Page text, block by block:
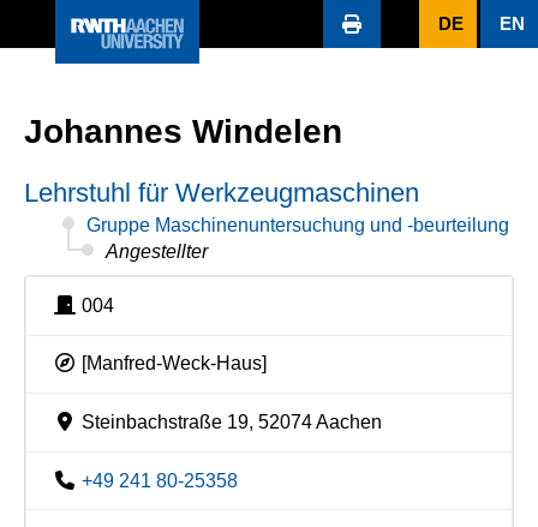
DE EN
Johannes Windelen
Lehrstuhl für Werkzeugmaschinen
Gruppe Maschinenuntersuchung und -beurteilung
Angestellter
004
[Manfred-Weck-Haus]
Steinbachstraße 19, 52074 Aachen
+49 241 80-25358